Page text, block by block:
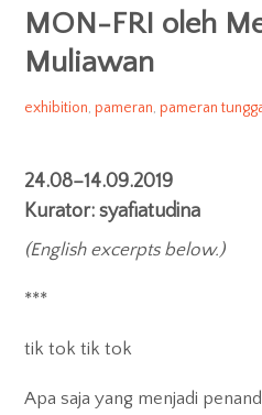
Home
About RUBANAH
People
Artists we work with
Exhibitions
MON-FRI oleh
Muliawan
rubanahundergroundhub
2019/08/24
exhibition,pameran,pameran
24.08–14.09.2019
Kurator: syafiatudina
(English excerpts below.)
***
tik tok tik tok
Apa saja yang menjadi